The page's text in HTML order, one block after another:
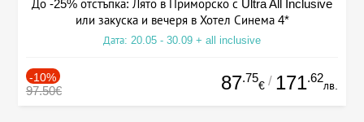
До -25% отстъпка: Лято в Приморско с Ultra All Inclusive
или закуска и вечеря в Хотел Синема 4*
Дата: 20.05 - 30.09 + all inclusive
-10%
97.50€ 87.75
€ / 171.62
лв.